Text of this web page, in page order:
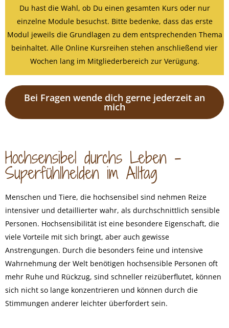
Du hast die Wahl, ob Du einen gesamten Kurs oder nur
einzelne Module besuchst. Bitte bedenke, dass das erste
Modul jeweils die Grundlagen zu dem entsprechenden Thema
beinhaltet. Alle Online Kursreihen stehen anschließend vier
Wochen lang im Mitgliederbereich zur Verügung.
Bei Fragen wende dich gerne jederzeit an
mich
Hochsensibel durchs Leben –
Superfühlhelden im Alltag
Menschen und Tiere, die hochsensibel sind nehmen Reize
intensiver und detaillierter wahr, als durchschnittlich sensible
Personen. Hochsensibilität ist eine besondere Eigenschaft, die
viele Vorteile mit sich bringt, aber auch gewisse
Anstrengungen. Durch die besonders feine und intensive
Wahrnehmung der Welt benötigen hochsensible Personen oft
mehr Ruhe und Rückzug, sind schneller reizüberflutet, können
sich nicht so lange konzentrieren und können durch die
Stimmungen anderer leichter überfordert sein.